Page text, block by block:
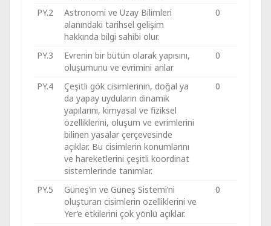
PY.2
Astronomi ve Uzay Bilimleri
alanındaki tarihsel gelişim
hakkında bilgi sahibi olur.
0
PY.3
Evrenin bir bütün olarak yapısını,
oluşumunu ve evrimini anlar
0
PY.4
Çeşitli gök cisimlerinin, doğal ya
da yapay uyduların dinamik
yapılarını, kimyasal ve fiziksel
özelliklerini, oluşum ve evrimlerini
bilinen yasalar çerçevesinde
açıklar. Bu cisimlerin konumlarını
ve hareketlerini çeşitli koordinat
sistemlerinde tanımlar.
0
PY.5
Güneş’in ve Güneş Sistemi’ni
oluşturan cisimlerin özelliklerini ve
Yer’e etkilerini çok yönlü açıklar.
0